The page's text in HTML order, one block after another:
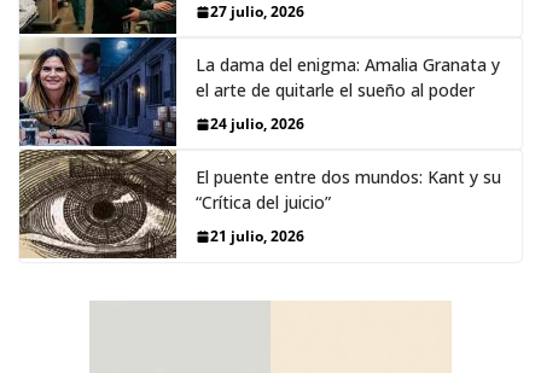
27 julio, 2026
La dama del enigma: Amalia Granata y
el arte de quitarle el sueño al poder
24 julio, 2026
El puente entre dos mundos: Kant y su
“Crítica del juicio”
21 julio, 2026